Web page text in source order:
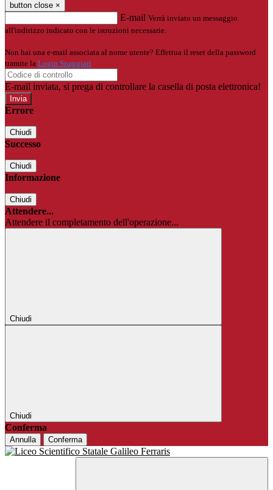
button close ×
E-mail Verrà inviato un messaggio
all'indirizzo indicato con le istruzioni necessarie.
Non hai una e-mail associata al nome utente? Effettua il reset della password
tramite la Login Spaggiari
E-mail inviata, si prega di controllare la casella di posta elettronica!
Errore
Chiudi
Successo
Chiudi
Informazione
Chiudi
Attendere...
Attendere il completamento dell'operazione...
Chiudi
Chiudi
Conferma
Annulla Conferma